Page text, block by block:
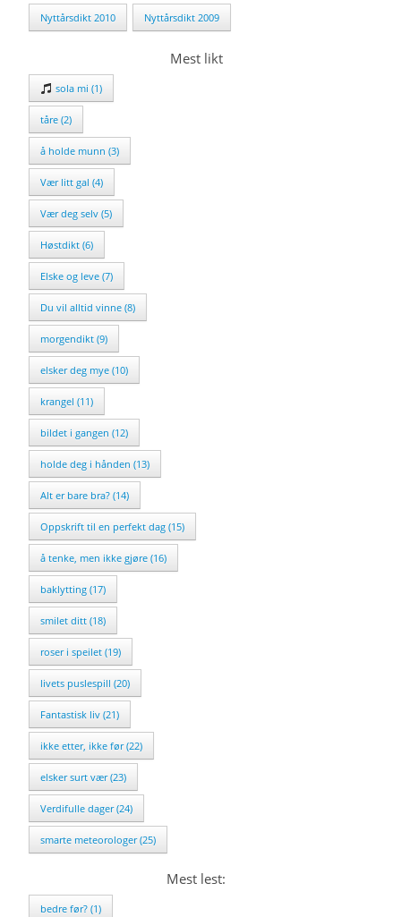
Nyttårsdikt 2010 Nyttårsdikt 2009
Mest likt
sola mi (1)
tåre (2)
å holde munn (3)
Vær litt gal (4)
Vær deg selv (5)
Høstdikt (6)
Elske og leve (7)
Du vil alltid vinne (8)
morgendikt (9)
elsker deg mye (10)
krangel (11)
bildet i gangen (12)
holde deg i hånden (13)
Alt er bare bra? (14)
Oppskrift til en perfekt dag (15)
å tenke, men ikke gjøre (16)
baklytting (17)
smilet ditt (18)
roser i speilet (19)
livets puslespill (20)
Fantastisk liv (21)
ikke etter, ikke før (22)
elsker surt vær (23)
Verdifulle dager (24)
smarte meteorologer (25)
Mest lest:
bedre før? (1)